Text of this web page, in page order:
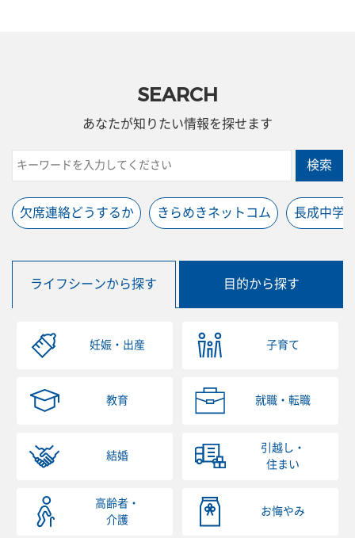
SEARCH
あなたが知りたい情報を探せます
検索
欠席連絡どうするか きらめきネットコム 長成中学
ライフシーンから探す 目的から探す
妊娠・出産 子育て
教育 就職・転職
結婚
引越し・
住まい
高齢者・
介護
お悔やみ